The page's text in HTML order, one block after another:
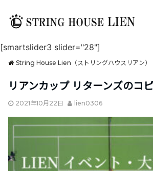
[smartslider3 slider="28"]
String House Lien（ストリングハウスリアン）
リアンカップ リターンズのコ
2021年10月22日 lien0306